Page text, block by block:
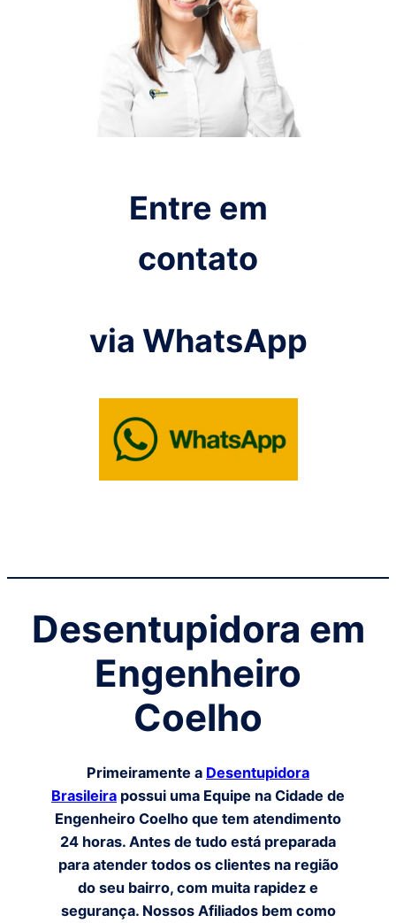
Entre em
contato
via WhatsApp
Desentupidora em
Engenheiro
Coelho
Primeiramente a Desentupidora
Brasileira possui uma Equipe na Cidade de
Engenheiro Coelho que tem atendimento
24 horas. Antes de tudo está preparada
para atender todos os clientes na região
do seu bairro, com muita rapidez e
segurança. Nossos Afiliados bem como